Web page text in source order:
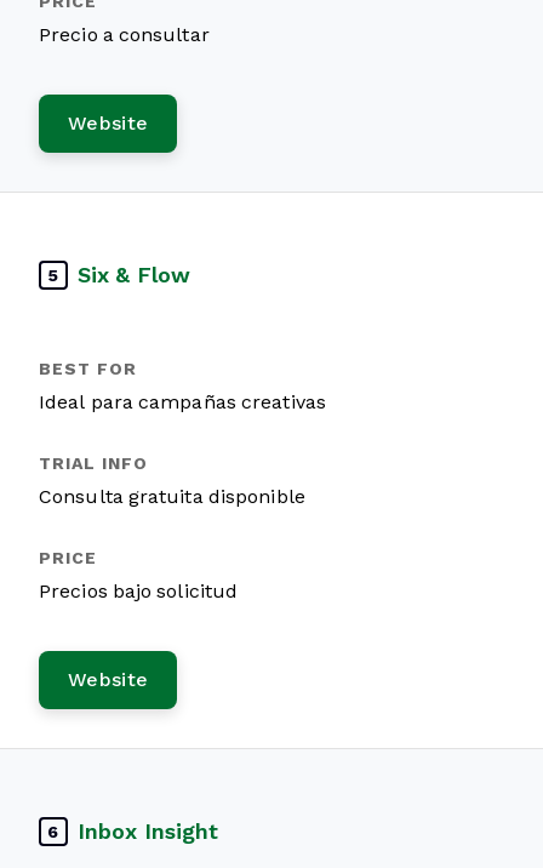
Precio a consultar
Website
5 Six & Flow
Ideal para campañas creativas
Consulta gratuita disponible
Precios bajo solicitud
Website
6 Inbox Insight